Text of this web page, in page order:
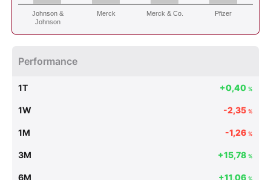
Johnson &
Johnson
Merck Merck & Co. Pfizer
Performance
1T +0,40 %
1W -2,35 %
1M -1,26 %
3M +15,78 %
6M +11,06 %